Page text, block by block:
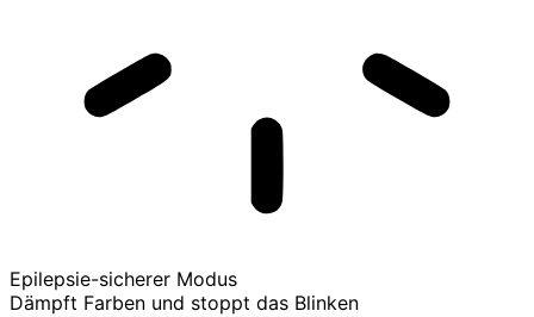
Epilepsie-sicherer Modus
Dämpft Farben und stoppt das Blinken